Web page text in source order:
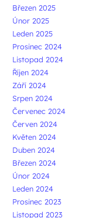
Březen 2025
Únor 2025
Leden 2025
Prosinec 2024
Listopad 2024
Říjen 2024
Září 2024
Srpen 2024
Červenec 2024
Červen 2024
Květen 2024
Duben 2024
Březen 2024
Únor 2024
Leden 2024
Prosinec 2023
Listopad 2023